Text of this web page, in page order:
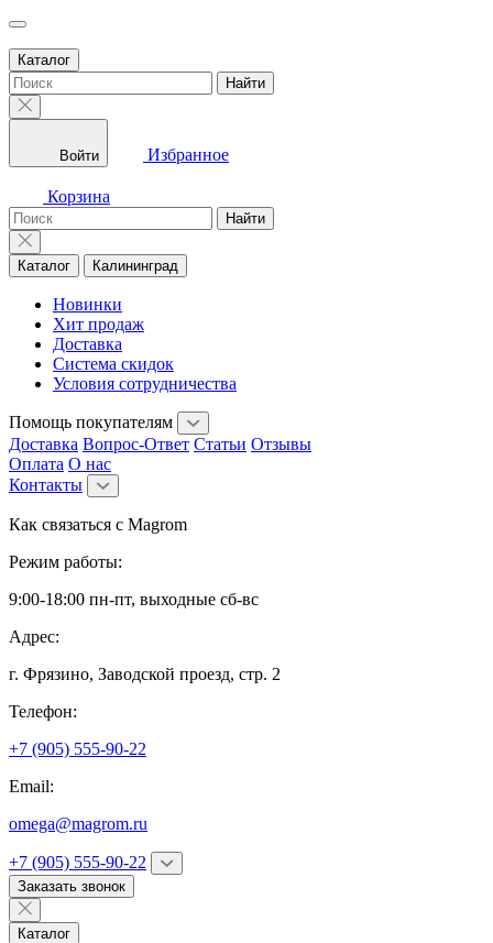
Каталог
Найти
Войти Избранное
Корзина
Найти
Каталог Калининград
Новинки
Хит продаж
Доставка
Система скидок
Условия сотрудничества
Помощь покупателям
Доставка Вопрос-Ответ Статьи Отзывы
Оплата О нас
Контакты
Как связаться с Magrom
Режим работы:
9:00-18:00 пн-пт, выходные сб-вс
Адрес:
г. Фрязино, Заводской проезд, стр. 2
Телефон:
+7 (905) 555-90-22
Email:
omega@magrom.ru
+7 (905) 555-90-22
Заказать звонок
Каталог